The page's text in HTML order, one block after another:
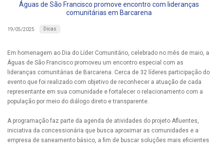
Águas de São Francisco promove encontro com lideranças
comunitárias em Barcarena
19/05/2025 Dicas
Em homenagem ao Dia do Líder Comunitário, celebrado no mês de maio, a
Águas de São Francisco promoveu um encontro especial com as
lideranças comunitárias de Barcarena. Cerca de 32 líderes participação do
evento que foi realizado com objetivo de reconhecer a atuação de cada
representante em sua comunidade e fortalecer o relacionamento com a
população por meio do diálogo direto e transparente.
A programação faz parte da agenda de atividades do projeto Afluentes,
iniciativa da concessionária que busca aproximar as comunidades e a
empresa de saneamento básico, a fim de buscar soluções mais eficientes